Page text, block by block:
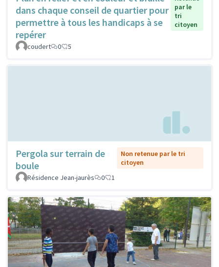
dans chaque conseil de quartier pour
permettre à tous les handicaps à se
repérer
par le
tri
citoyen
coudert 0 5
Pergola sur terrain de
boule
Non retenue par le tri
citoyen
Résidence Jean-jaurès
0 1